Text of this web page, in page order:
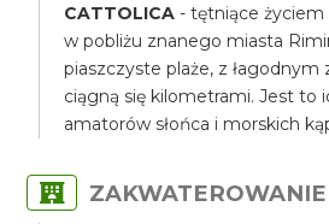
CATTOLICA - tętniące życiem
w pobliżu znanego miasta
piaszczyste plaże, z
ciągną się kilometrami. Jest to
amatorów słońca i morskich
ZAKWATEROWANIE